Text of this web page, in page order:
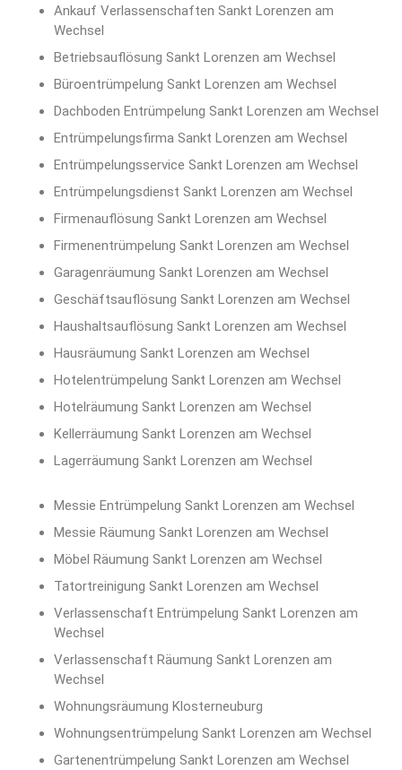
Ankauf Verlassenschaften Sankt Lorenzen am
Wechsel
Betriebsauflösung Sankt Lorenzen am Wechsel
Büroentrümpelung Sankt Lorenzen am Wechsel
Dachboden Entrümpelung Sankt Lorenzen am Wechsel
Entrümpelungsfirma Sankt Lorenzen am Wechsel
Entrümpelungsservice Sankt Lorenzen am Wechsel
Entrümpelungsdienst Sankt Lorenzen am Wechsel
Firmenauflösung Sankt Lorenzen am Wechsel
Firmenentrümpelung Sankt Lorenzen am Wechsel
Garagenräumung Sankt Lorenzen am Wechsel
Geschäftsauflösung Sankt Lorenzen am Wechsel
Haushaltsauflösung Sankt Lorenzen am Wechsel
Hausräumung Sankt Lorenzen am Wechsel
Hotelentrümpelung Sankt Lorenzen am Wechsel
Hotelräumung Sankt Lorenzen am Wechsel
Kellerräumung Sankt Lorenzen am Wechsel
Lagerräumung Sankt Lorenzen am Wechsel
Messie Entrümpelung Sankt Lorenzen am Wechsel
Messie Räumung Sankt Lorenzen am Wechsel
Möbel Räumung Sankt Lorenzen am Wechsel
Tatortreinigung Sankt Lorenzen am Wechsel
Verlassenschaft Entrümpelung Sankt Lorenzen am
Wechsel
Verlassenschaft Räumung Sankt Lorenzen am
Wechsel
Wohnungsräumung Klosterneuburg
Wohnungsentrümpelung Sankt Lorenzen am Wechsel
Gartenentrümpelung Sankt Lorenzen am Wechsel